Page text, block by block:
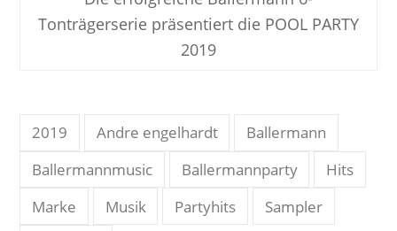
Tonträgerserie präsentiert die POOL PARTY
2019
2019 Andre engelhardt
Ballermann
Ballermannmusic
Ballermannparty
Hits
Marke
Musik Partyhits
Sampler